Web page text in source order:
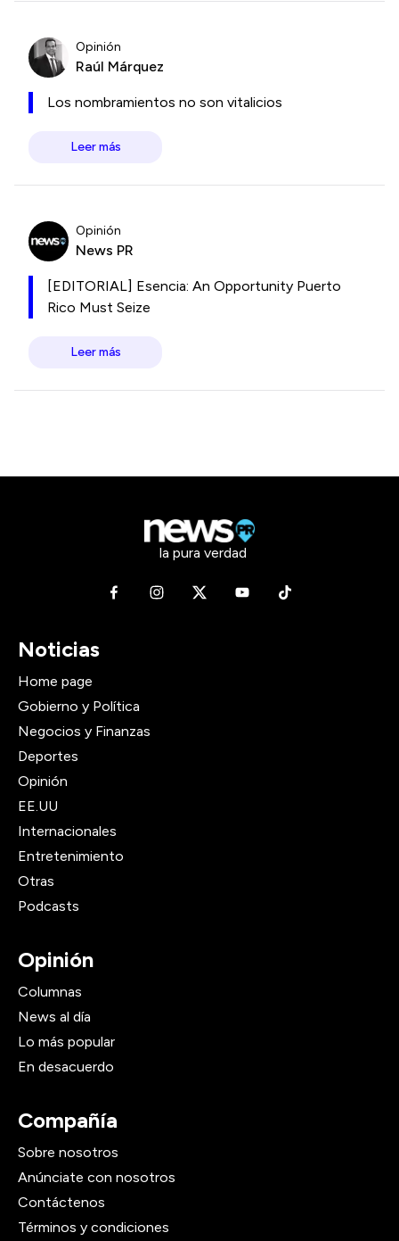
Opinión
Raúl Márquez
Los nombramientos no son vitalicios
Leer más
Opinión
News PR
[EDITORIAL] Esencia: An Opportunity Puerto
Rico Must Seize
Leer más
la pura verdad
Noticias
Home page
Gobierno y Política
Negocios y Finanzas
Deportes
Opinión
EE.UU
Internacionales
Entretenimiento
Otras
Podcasts
Opinión
Columnas
News al día
Lo más popular
En desacuerdo
Compañía
Sobre nosotros
Anúnciate con nosotros
Contáctenos
Términos y condiciones